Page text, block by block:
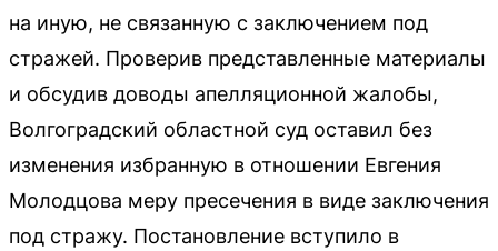
на иную, не связанную с заключением под
стражей. Проверив представленные материалы
и обсудив доводы апелляционной жалобы,
Волгоградский областной суд оставил без
изменения избранную в отношении Евгения
Молодцова меру пресечения в виде заключения
под стражу. Постановление вступило в